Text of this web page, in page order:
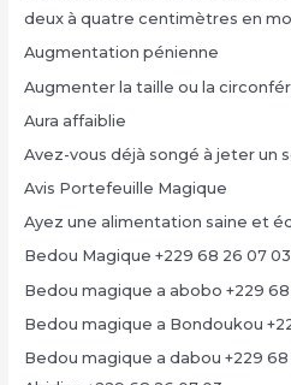
deux à quatre centimètres en
Augmentation pénienne
Augmenter la taille ou la
Aura affaiblie
Avez-vous déjà songé à jeter un
Avis Portefeuille Magique
Ayez une alimentation saine et
Bedou Magique +229 68 26 07 03
Bedou magique a abobo +229
Bedou magique a Bondoukou
Bedou magique a dabou +229